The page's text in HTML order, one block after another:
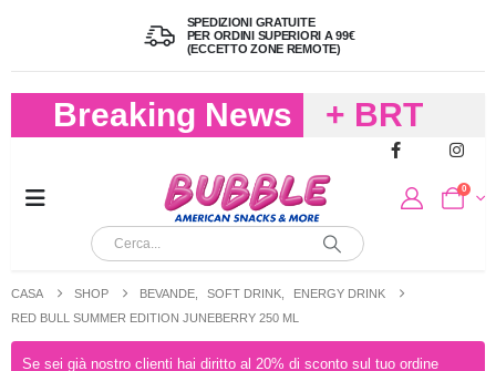
SPEDIZIONI GRATUITE
PER ORDINI SUPERIORI A 99€
(ECCETTO ZONE REMOTE)
Breaking News
+ BRT
FREDDO
PER
0
CASA SHOP BEVANDE SOFT DRINK
ENERGY DRINK
RED BULL SUMMER EDITION JUNEBERRY 250 ML
Se sei già nostro clienti hai diritto al 20% di sconto sul tuo ordine